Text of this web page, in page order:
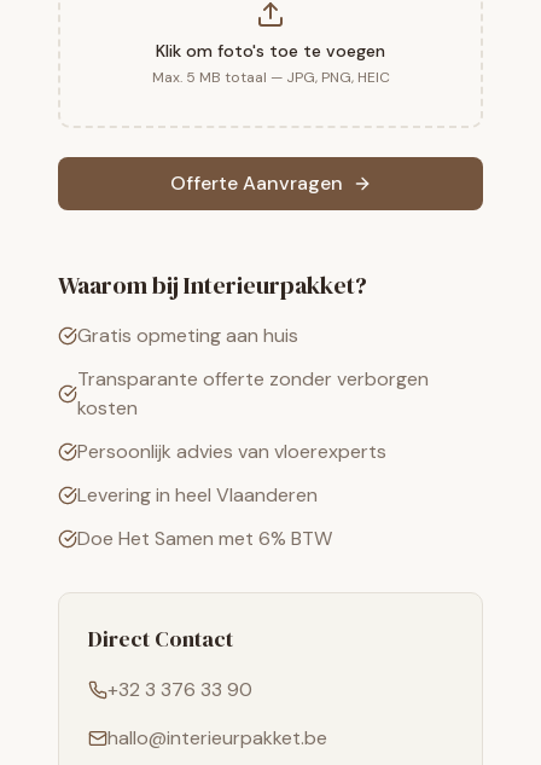
Klik om foto's toe te voegen
Max. 5 MB totaal — JPG, PNG, HEIC
Offerte Aanvragen
Waarom bij Interieurpakket?
Gratis opmeting aan huis
Transparante offerte zonder verborgen
kosten
Persoonlijk advies van vloerexperts
Levering in heel Vlaanderen
Doe Het Samen met 6% BTW
Direct Contact
+32 3 376 33 90
hallo@interieurpakket.be